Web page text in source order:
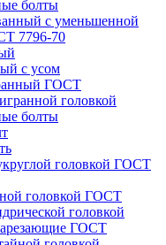
болты
с уменьшенной
7796-70
с усом
ГОСТ
головкой
болты
головкой ГОСТ
головкой ГОСТ
головкой
ГОСТ